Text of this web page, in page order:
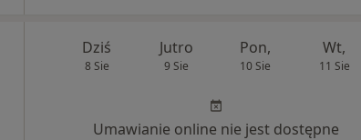
Dziś
8 Sie
Jutro
9 Sie
Pon,
10 Sie
Wt,
11 Sie
Umawianie online nie jest dostępne